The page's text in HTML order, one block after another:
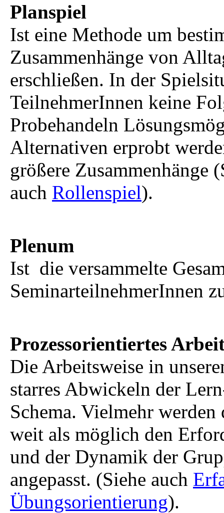
Planspiel
Ist eine Methode um
Zusammenhänge von
erschließen. In der
TeilnehmerInnen keine
Probehandeln
Alternativen erprobt
größere Zusammenhänge
auch Rollenspiel).
Plenum
Ist die versammelte
SeminarteilnehmerInnen
Prozessorientiertes
Die Arbeitsweise in
starres Abwickeln der
Schema. Vielmehr
weit als möglich den
und der Dynamik der
angepasst. (Siehe auch
Übungsorientierung).